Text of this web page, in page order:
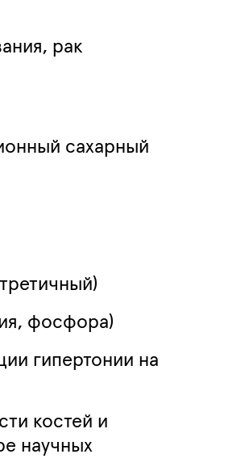
рак
сахарный
фосфора)
гипертонии на
костей и
научных